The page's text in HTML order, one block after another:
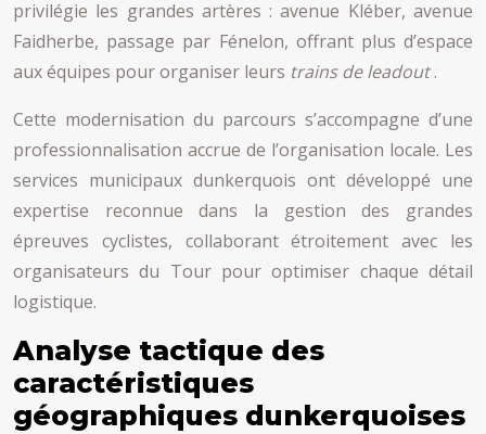
privilégie les grandes artères : avenue Kléber, avenue
Faidherbe, passage par Fénelon, offrant plus d’espace
aux équipes pour organiser leurs trains de leadout.
Cette modernisation du parcours s’accompagne d’une
professionnalisation accrue de l’organisation locale. Les
services municipaux dunkerquois ont développé une
expertise reconnue dans la gestion des grandes
épreuves cyclistes, collaborant étroitement avec les
organisateurs du Tour pour optimiser chaque détail
logistique.
Analyse tactique des
caractéristiques
géographiques dunkerquoises